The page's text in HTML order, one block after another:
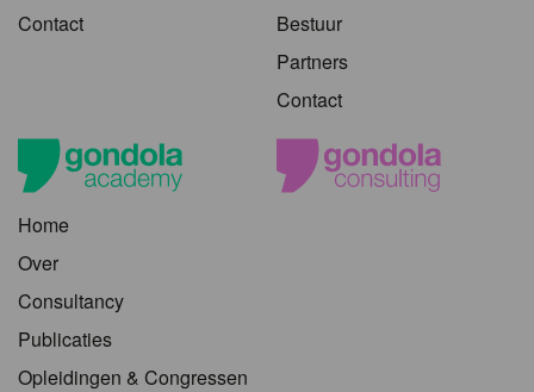
Contact
Bestuur
Partners
Contact
Home
Over
Consultancy
Publicaties
Opleidingen & Congressen